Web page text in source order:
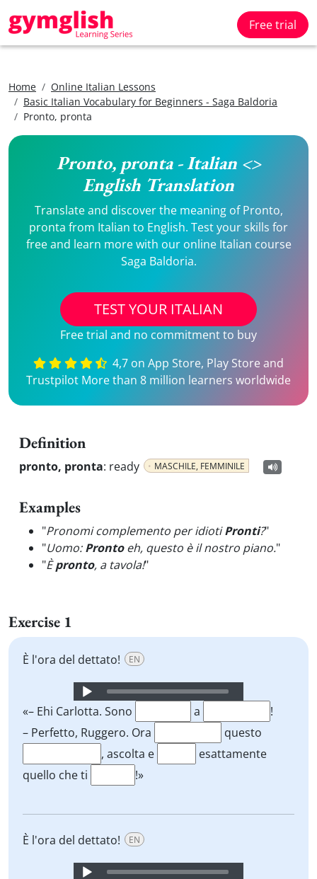
Free trial
Home
Online Italian Lessons
Basic Italian Vocabulary for Beginners - Saga Baldoria
Pronto, pronta
Pronto, pronta - Italian <>
English Translation
Translate and discover the meaning of Pronto,
pronta from Italian to English. Test your skills for
free and learn more with our online Italian course
Saga Baldoria.
TEST YOUR ITALIAN
Free trial and no commitment to buy
4,7 on App Store, Play Store and
Trustpilot More than 8 million learners worldwide
Definition
pronto, pronta: ready MASCHILE, FEMMINILE
Examples
"Pronomi complemento per idiotiPronti?"
"Uomo:Prontoeh, questo è il nostro piano."
"Èpronto, a tavola!"
Exercise 1
È l'ora del dettato! EN
Audio
Player
«– Ehi Carlotta. Sono a
!
– Perfetto, Ruggero. Ora
questo
, ascolta e
esattamente
quello che ti
!»
È l'ora del dettato! EN
Audio